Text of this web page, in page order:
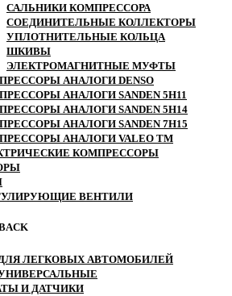
САЛЬНИКИ КОМПРЕССОРА
СОЕДИНИТЕЛЬНЫЕ КОЛЛЕКТОРЫ
УПЛОТНИТЕЛЬНЫЕ КОЛЬЦА
ШКИВЫ
ЭЛЕКТРОМАГНИТНЫЕ МУФТЫ
АНАЛОГИ DENSO
АНАЛОГИ SANDEN 5H11
АНАЛОГИ SANDEN 5H14
АНАЛОГИ SANDEN 7H15
АНАЛОГИ VALEO ТМ
КОМПРЕССОРЫ
ВЕНТИЛИ
ЛЕГКОВЫХ АВТОМОБИЛЕЙ
И ДАТЧИКИ